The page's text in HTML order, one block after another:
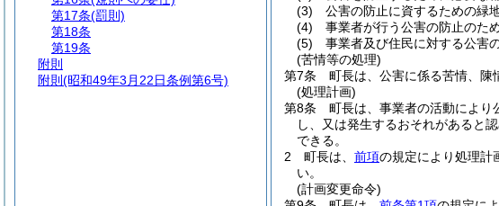
(3)
公害の防止に資するための緑
(4)
事業者が行う公害の防止のた
(5)
事業者及び住民に対する公害
(苦情等の処理)
第7条
町長は、公害に係る苦情、陳
(処理計画)
第8条
町長は、事業者の活動により
し、又は発生するおそれがあると
できる。
2
町長は、 前項の規定により処理計
い。
(計画変更命令)
第17条(罰則)
第18条
第19条
附則
附則 (昭和49年3月22日条例第6号)